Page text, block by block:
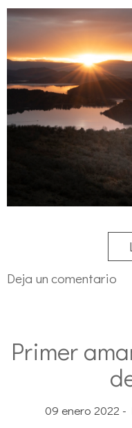
Deja un comentario
Primer
09 enero 2022 -